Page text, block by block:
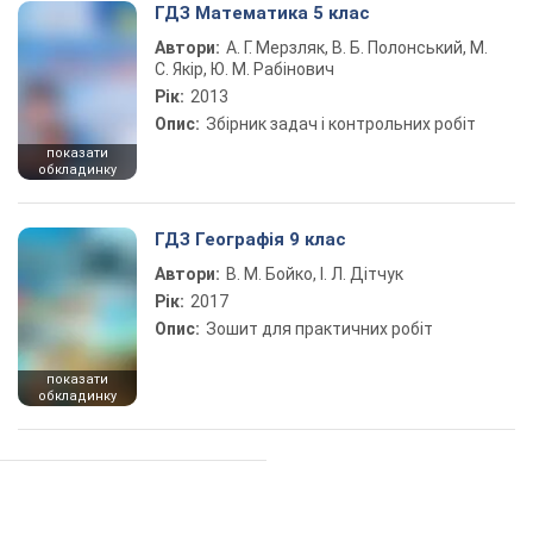
показати
обкладинку
ГДЗ Математика 5 клас
Автори: А. Г. Мерзляк, В. Б. Полонський, М.
С. Якір, Ю. М. Рабінович
Рік: 2013
Опис: Збірник задач і контрольних робіт
показати
обкладинку
ГДЗ Географія 9 клас
Автори: В. М. Бойко, І. Л. Дітчук
Рік: 2017
Опис: Зошит для практичних робіт